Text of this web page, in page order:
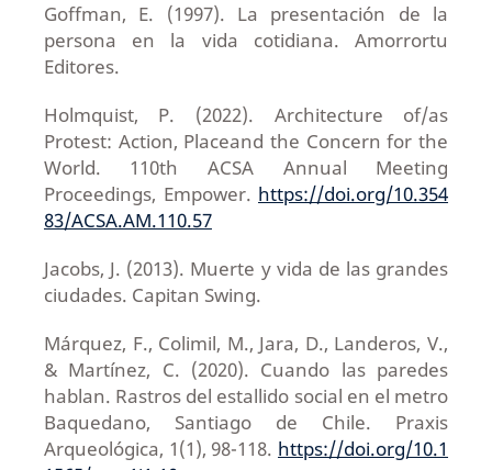
Goffman, E. (1997). La presentación de la
persona en la vida cotidiana. Amorrortu
Editores.
Holmquist, P. (2022). Architecture of/as
Protest: Action, Placeand the Concern for the
World. 110th ACSA Annual Meeting
Proceedings, Empower. https://doi.org/10.354
83/ACSA.AM.110.57
Jacobs, J. (2013). Muerte y vida de las grandes
ciudades. Capitan Swing.
Márquez, F., Colimil, M., Jara, D., Landeros, V.,
& Martínez, C. (2020). Cuando las paredes
hablan. Rastros del estallido social en el metro
Baquedano, Santiago de Chile. Praxis
Arqueológica, 1(1), 98-118. https://doi.org/10.1